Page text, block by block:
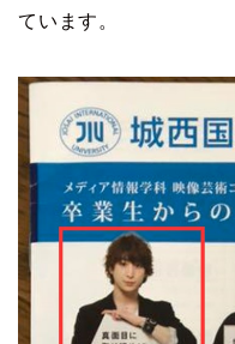
ています。